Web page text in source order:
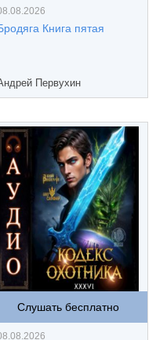
Книга пятая
Первухин
Слушать бесплатно